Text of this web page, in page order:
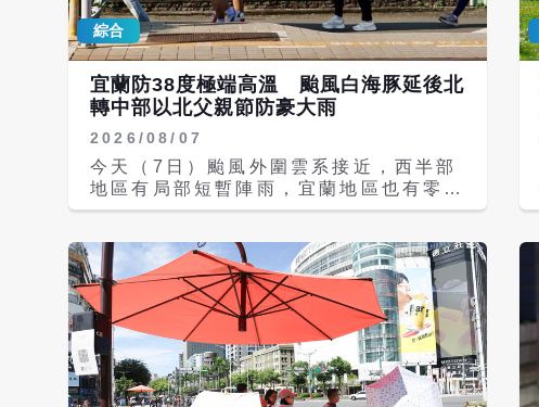
綜合
宜蘭防38度極端高溫 颱風白海豚延後北
轉中部以北父親節防豪大雨
2026/08/07
今天（7日）颱風外圍雲系接近，西半部
地區有局部短暫陣雨，宜蘭地區也有零星
短暫陣雨，花蓮、台東為多雲到晴，清晨
留意。 氣溫方面，各地高溫普遍在攝氏
33至35度，局部地區有36度以上高溫發
生的機率，宜蘭及花蓮有機會出現局部焚
風，中午前後紫外線偏強可達過量級或以
上，外出請做好防曬並多補充水分。離島
天氣部分，澎湖晴時多雲、氣溫27至31
度；金門多雲短暫陣雨、27至34度；馬